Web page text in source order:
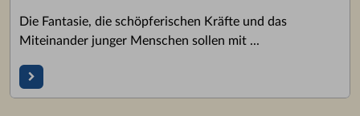
Die Fantasie, die schöpferischen Kräfte und das
Miteinander junger Menschen sollen mit ...